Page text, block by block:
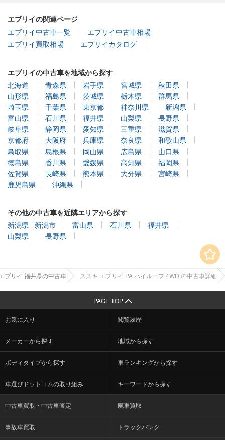
エブリイの関連ページ
エブリイ中古車一覧
エブリイ中古車相場
エブリイ買取相場
エブリイカタログ
エブリイの中古車を地域から探す
北海道
青森県 岩手県 宮城県
秋田県
山形県
福島県 茨城県 栃木県
群馬県
埼玉県
千葉県 東京都 神奈川県
新潟県
富山県
石川県 福井県 山梨県
長野県
岐阜県
静岡県 愛知県 三重県
滋賀県
京都府
大阪府 兵庫県 奈良県
和歌山県
鳥取県
島根県 岡山県 広島県
山口県
徳島県
香川県 愛媛県 高知県
福岡県
佐賀県
長崎県 熊本県 大分県
宮崎県
鹿児島県
沖縄県
その他の中古車を近隣エリアから探す
新潟県
新潟市 富山県 石川県
福井県
山梨県
長野県
ブリイ 福井県の中古車 スズキ エブリイ PA ハイルーフ 4WD の中古車詳細
PAGE TOP
お気に入り 閲覧履歴
メーカーから探す 地域から探す
ボディタイプから探す 車ランキングから探す
車選びドットコムの取り組み キーワードから探す
中古車買取・中古車査定 廃車買取
事故車買取 トラックバンク